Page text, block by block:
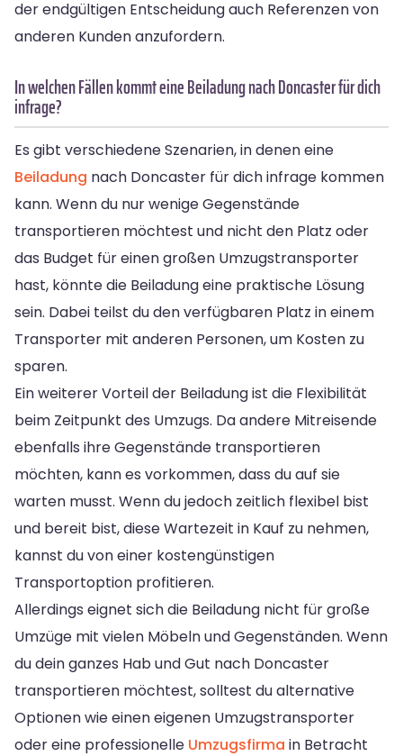
der endgültigen Entscheidung auch Referenzen von
anderen Kunden anzufordern.
In welchen Fällen kommt eine Beiladung nach Doncaster für dich
infrage?
Es gibt verschiedene Szenarien, in denen eine
Beiladung nach Doncaster für dich infrage kommen
kann. Wenn du nur wenige Gegenstände
transportieren möchtest und nicht den Platz oder
das Budget für einen großen Umzugstransporter
hast, könnte die Beiladung eine praktische Lösung
sein. Dabei teilst du den verfügbaren Platz in einem
Transporter mit anderen Personen, um Kosten zu
sparen.
Ein weiterer Vorteil der Beiladung ist die Flexibilität
beim Zeitpunkt des Umzugs. Da andere Mitreisende
ebenfalls ihre Gegenstände transportieren
möchten, kann es vorkommen, dass du auf sie
warten musst. Wenn du jedoch zeitlich flexibel bist
und bereit bist, diese Wartezeit in Kauf zu nehmen,
kannst du von einer kostengünstigen
Transportoption profitieren.
Allerdings eignet sich die Beiladung nicht für große
Umzüge mit vielen Möbeln und Gegenständen. Wenn
du dein ganzes Hab und Gut nach Doncaster
transportieren möchtest, solltest du alternative
Optionen wie einen eigenen Umzugstransporter
oder eine professionelle Umzugsfirma in Betracht